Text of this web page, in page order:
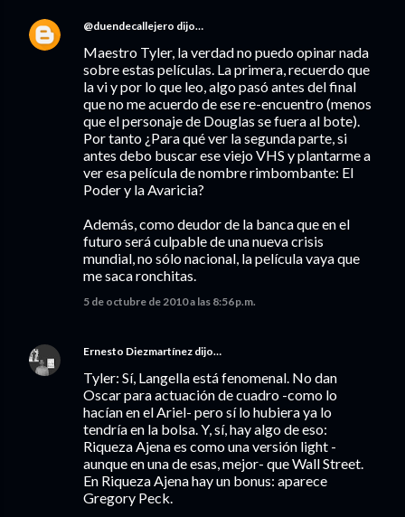
@duendecallejero dijo…
Maestro Tyler, la verdad no puedo opinar nada
sobre estas películas. La primera, recuerdo que
la vi y por lo que leo, algo pasó antes del final
que no me acuerdo de ese re-encuentro (menos
que el personaje de Douglas se fuera al bote).
Por tanto ¿Para qué ver la segunda parte, si
antes debo buscar ese viejo VHS y plantarme a
ver esa película de nombre rimbombante: El
Poder y la Avaricia?
Además, como deudor de la banca que en el
futuro será culpable de una nueva crisis
mundial, no sólo nacional, la película vaya que
me saca ronchitas.
5 de octubre de 2010 a las 8:56 p.m.
Ernesto Diezmartínez dijo…
Tyler: Sí, Langella está fenomenal. No dan
Oscar para actuación de cuadro -como lo
hacían en el Ariel- pero sí lo hubiera ya lo
tendría en la bolsa. Y, sí, hay algo de eso:
Riqueza Ajena es como una versión light -
aunque en una de esas, mejor- que Wall Street.
En Riqueza Ajena hay un bonus: aparece
Gregory Peck.